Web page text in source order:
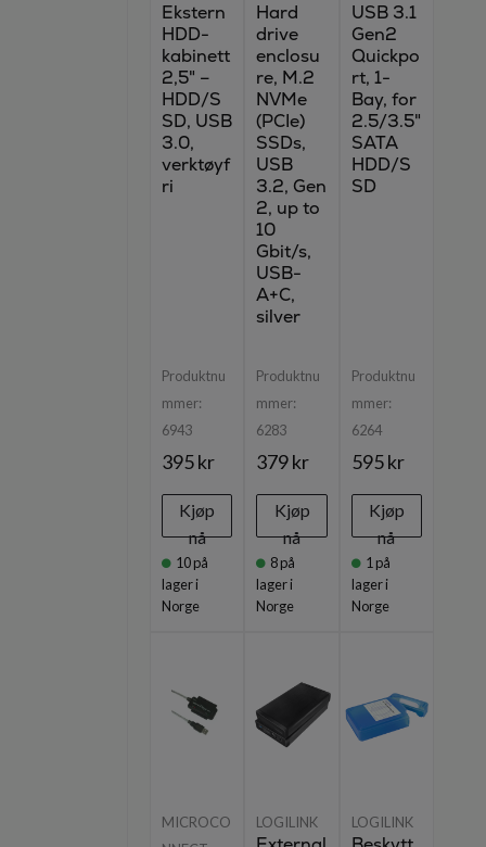
Ekstern
HDD-
kabinett
2,5" –
HDD/S
SD, USB
3.0,
verktøyf
ri
Produktnu
mmer:
6943
395 kr
Kjøp
nå
10på
lager i
Norge
Hard
drive
enclosu
re, M.2
NVMe
(PCIe)
SSDs,
USB
3.2, Gen
2, up to
10
Gbit/s,
USB-
A+C,
silver
Produktnu
mmer:
6283
379 kr
Kjøp
nå
8på
lager i
Norge
USB 3.1
Gen2
Quickpo
rt, 1-
Bay, for
2.5/3.5"
SATA
HDD/S
SD
Produktnu
mmer:
6264
595 kr
Kjøp
nå
1 på
lager i
Norge
MICROCO
LOGILINK LOGILINK